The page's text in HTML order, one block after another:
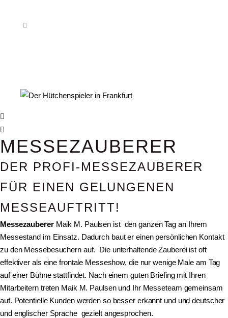
MESSEZAUBERER
DER PROFI-MESSEZAUBERER
FÜR EINEN GELUNGENEN
MESSEAUFTRITT!
Messezauberer Maik M. Paulsen ist den ganzen Tag an Ihrem
Messestand im Einsatz. Dadurch baut er einen persönlichen Kontakt
zu den Messebesuchern auf. Die unterhaltende Zauberei ist oft
effektiver als eine frontale Messeshow, die nur wenige Male am Tag
auf einer Bühne stattfindet. Nach einem guten Briefing mit Ihren
Mitarbeitern treten Maik M. Paulsen und Ihr Messeteam gemeinsam
auf. Potentielle Kunden werden so besser erkannt und und deutscher
und englischer Sprache gezielt angesprochen.